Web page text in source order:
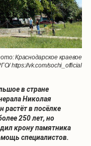
Краснодарское краевое
https://vk.com/sochi_official
в стране
Николая
растёт в посёлке
250 лет, но
крону памятника
специалистов.